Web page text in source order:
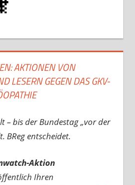
AKTIONEN VON
LESERN GEGEN DAS GKV-
– bis der Bundestag „vor der
BReg entscheidet.
Aktion
Ihren